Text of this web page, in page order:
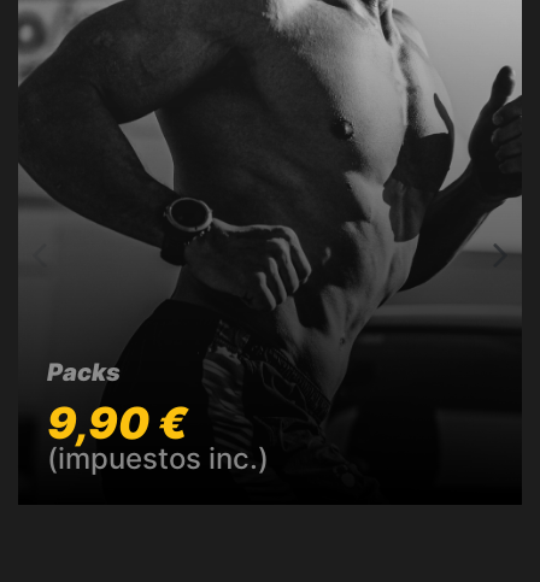
Packs
9,90 €
(impuestos inc.)